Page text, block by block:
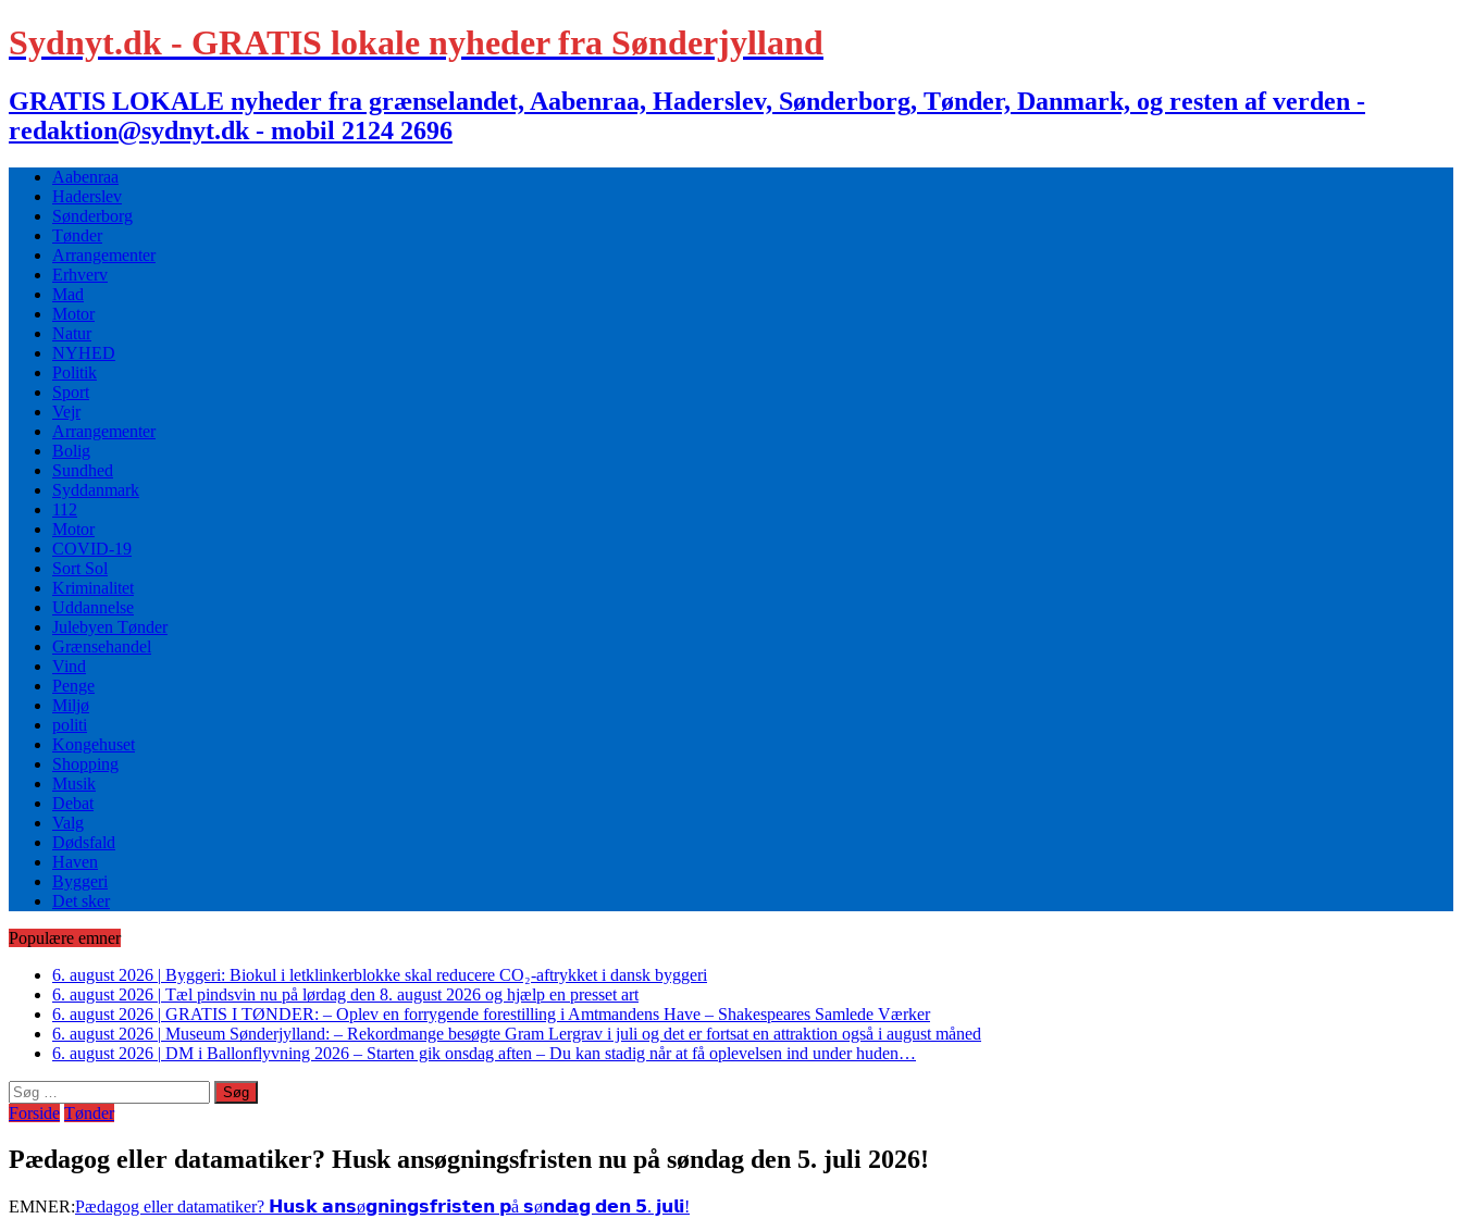
Sydnyt.dk - GRATIS lokale nyheder fra Sønderjylland
GRATIS LOKALE nyheder fra grænselandet, Aabenraa, Haderslev, Sønderborg, Tønder, Danmark, og resten af verden -
redaktion@sydnyt.dk - mobil 2124 2696
Aabenraa
Haderslev
Sønderborg
Tønder
Arrangementer
Erhverv
Mad
Motor
Natur
NYHED
Politik
Sport
Vejr
Arrangementer
Bolig
Sundhed
Syddanmark
112
Motor
COVID-19
Sort Sol
Kriminalitet
Uddannelse
Julebyen Tønder
Grænsehandel
Vind
Penge
Miljø
politi
Kongehuset
Shopping
Musik
Debat
Valg
Dødsfald
Haven
Byggeri
Det sker
Populære emner
6. august 2026 | Byggeri: Biokul i letklinkerblokke skal reducere CO₂-aftrykket i dansk byggeri
6. august 2026 | Tæl pindsvin nu på lørdag den 8. august 2026 og hjælp en presset art
6. august 2026 | GRATIS I TØNDER: – Oplev en forrygende forestilling i Amtmandens Have – Shakespeares Samlede Værker
6. august 2026 | Museum Sønderjylland: – Rekordmange besøgte Gram Lergrav i juli og det er fortsat en attraktion også i august måned
6. august 2026 | DM i Ballonflyvning 2026 – Starten gik onsdag aften – Du kan stadig når at få oplevelsen ind under huden…
Søg
efter:
Forside Tønder
Pædagog eller datamatiker? Husk ansøgningsfristen nu på søndag den 5. juli 2026!
EMNER:Pædagog eller datamatiker? 𝗛𝘂𝘀𝗸 𝗮𝗻𝘀ø𝗴𝗻𝗶𝗻𝗴𝘀𝗳𝗿𝗶𝘀𝘁𝗲𝗻 𝗽å 𝘀ø𝗻𝗱𝗮𝗴 𝗱𝗲𝗻 𝟱. 𝗷𝘂𝗹𝗶!